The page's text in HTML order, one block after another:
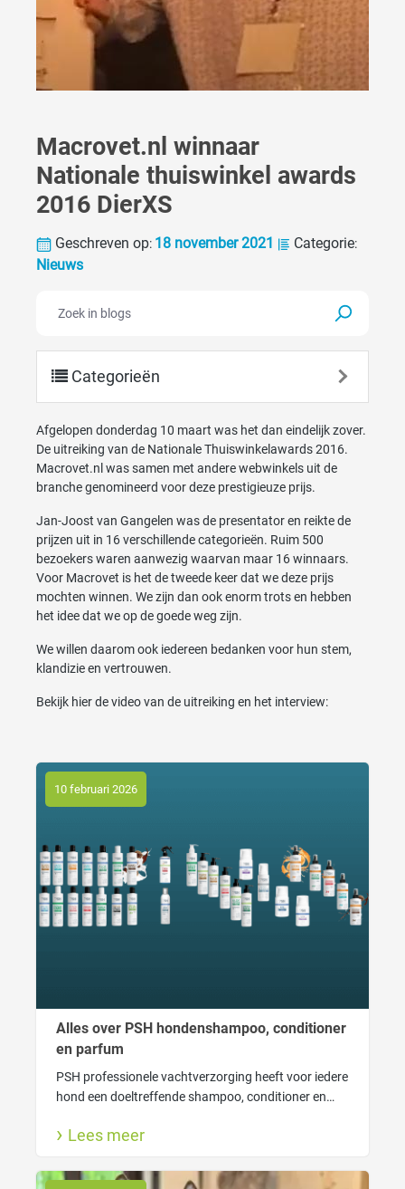
Macrovet.nl winnaar
Nationale thuiswinkel awards
2016 DierXS
Geschreven op: 18 november 2021 Categorie:
Nieuws
Categorieën
Afgelopen donderdag 10 maart was het dan eindelijk zover.
De uitreiking van de Nationale Thuiswinkelawards 2016.
Macrovet.nl was samen met andere webwinkels uit de
branche genomineerd voor deze prestigieuze prijs.
Jan-Joost van Gangelen was de presentator en reikte de
prijzen uit in 16 verschillende categorieën. Ruim 500
bezoekers waren aanwezig waarvan maar 16 winnaars.
Voor Macrovet is het de tweede keer dat we deze prijs
mochten winnen. We zijn dan ook enorm trots en hebben
het idee dat we op de goede weg zijn.
We willen daarom ook iedereen bedanken voor hun stem,
klandizie en vertrouwen.
Bekijk hier de video van de uitreiking en het interview:
10 februari 2026
Alles over PSH hondenshampoo, conditioner
en parfum
PSH professionele vachtverzorging heeft voor iedere
hond een doeltreffende shampoo, conditioner en
wassen goed is voor jouw hond en wanneer gebruik
Lees meer